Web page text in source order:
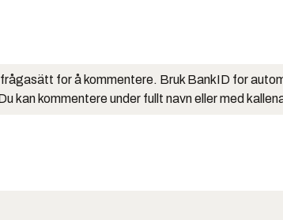
for å kommentere. Bruk BankID for
kan kommentere under fullt navn eller med